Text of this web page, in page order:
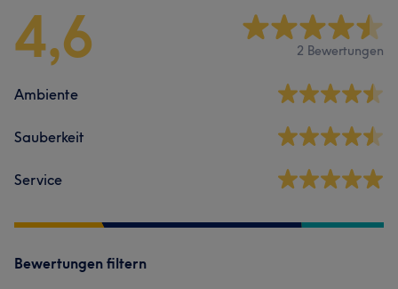
4,6 2 Bewertungen
Ambiente
Sauberkeit
Service
Bewertungen filtern